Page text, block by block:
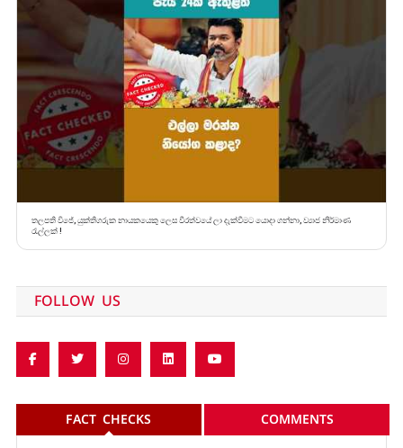
තලපති විජේ, යුක්තිගරුක නායකයෙකු ලෙස වීරත්වයේ ලා දැක්වීමට යොදා ගන්නා, ව්‍යාජ නිර්මාණ
රැල්ලක් !
FOLLOW US
FACT CHECKS COMMENTS